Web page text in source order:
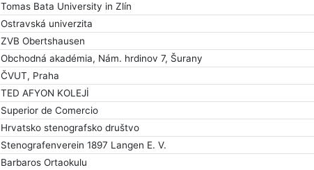
Tomas Bata University in Zlín
Ostravská univerzita
ZVB Obertshausen
Obchodná akadémia, Nám. hrdinov 7, Šurany
ČVUT, Praha
TED AFYON KOLEJİ
Superior de Comercio
Hrvatsko stenografsko društvo
Stenografenverein 1897 Langen E. V.
Barbaros Ortaokulu